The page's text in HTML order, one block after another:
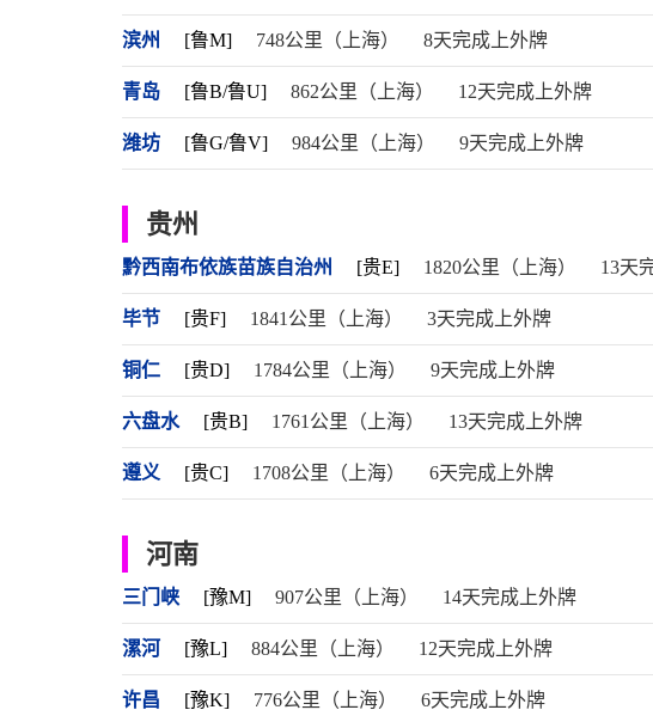
滨州 [鲁M] 748公里（上海） 8天完成上外牌
青岛 [鲁B/鲁U] 862公里（上海） 12天完成上外牌
潍坊 [鲁G/鲁V] 984公里（上海） 9天完成上外牌
贵州
黔西南布依族苗族自治州 [贵E] 1820公里（上海） 13天
毕节 [贵F] 1841公里（上海） 3天完成上外牌
铜仁 [贵D] 1784公里（上海） 9天完成上外牌
六盘水 [贵B] 1761公里（上海） 13天完成上外牌
遵义 [贵C] 1708公里（上海） 6天完成上外牌
河南
三门峡 [豫M] 907公里（上海） 14天完成上外牌
漯河 [豫L] 884公里（上海） 12天完成上外牌
许昌 [豫K] 776公里（上海） 6天完成上外牌